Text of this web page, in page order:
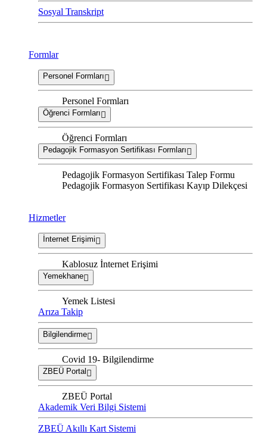
Sosyal Transkript
Formlar
Personel Formları
Personel Formları
Öğrenci Formları
Öğrenci Formları
Pedagojik Formasyon Sertifikası Formları
Pedagojik Formasyon Sertifikası Talep Formu
Pedagojik Formasyon Sertifikası Kayıp Dilekçesi
Hizmetler
İnternet Erişimi
Kablosuz İnternet Erişimi
Yemekhane
Yemek Listesi
Arıza Takip
Bilgilendirme
Covid 19- Bilgilendirme
ZBEÜ Portal
ZBEÜ Portal
Akademik Veri Bilgi Sistemi
ZBEÜ Akıllı Kart Sistemi